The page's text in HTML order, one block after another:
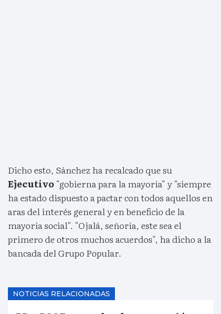
Dicho esto, Sánchez ha recalcado que su
Ejecutivo "gobierna para la mayoría" y "siempre
ha estado dispuesto a pactar con todos aquellos en
aras del interés general y en beneficio de la
mayoría social". "Ojalá, señoría, este sea el
primero de otros muchos acuerdos", ha dicho a la
bancada del Grupo Popular.
NOTICIAS RELACIONADAS